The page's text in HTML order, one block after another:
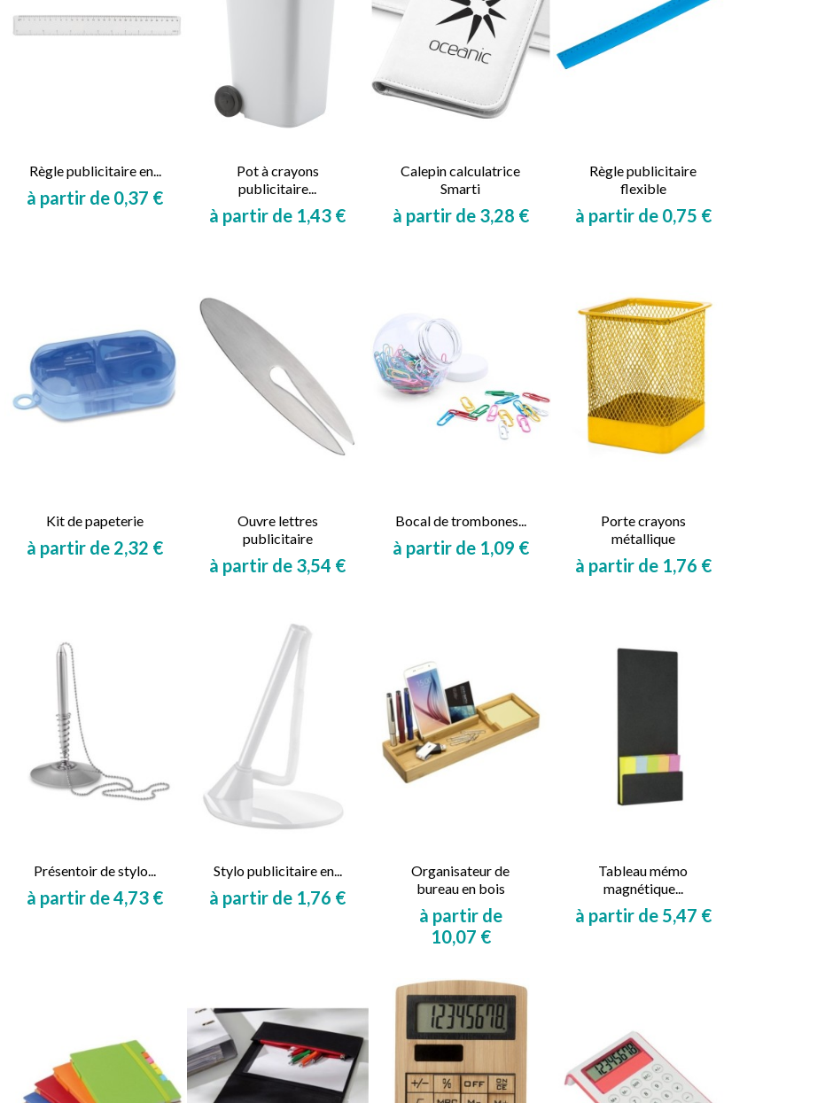
Règle publicitaire en...
à partir de 0,37 €
Pot à crayons
publicitaire...
à partir de 1,43 €
Calepin calculatrice
Smarti
à partir de 3,28 €
Règle publicitaire
flexible
à partir de 0,75 €
Kit de papeterie
à partir de 2,32 €
Ouvre lettres
publicitaire
à partir de 3,54 €
Bocal de trombones...
à partir de 1,09 €
Porte crayons
métallique
à partir de 1,76 €
Présentoir de stylo...
à partir de 4,73 €
Stylo publicitaire en...
à partir de 1,76 €
Organisateur de
bureau en bois
à partir de
10,07 €
Tableau mémo
magnétique...
à partir de 5,47 €